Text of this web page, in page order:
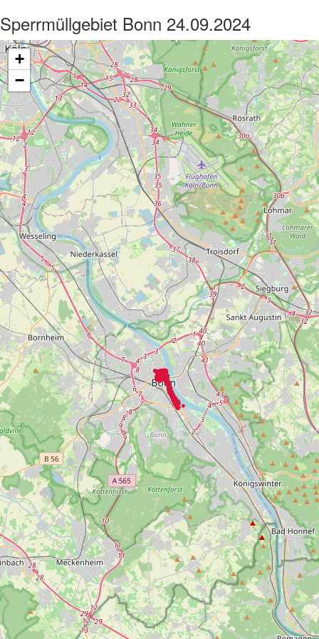
Sperrmüllgebiet Bonn 24.09.2024
+
−